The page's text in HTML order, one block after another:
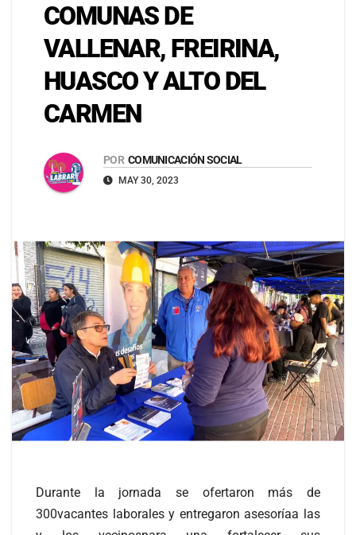
COMUNAS DE
VALLENAR, FREIRINA,
HUASCO Y ALTO DEL
CARMEN
POR COMUNICACIÓN SOCIAL
MAY 30, 2023
Durante la jornada se ofertaron más de
300vacantes laborales y entregaron asesoríaa las